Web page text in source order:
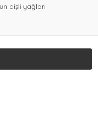
dişli yağları